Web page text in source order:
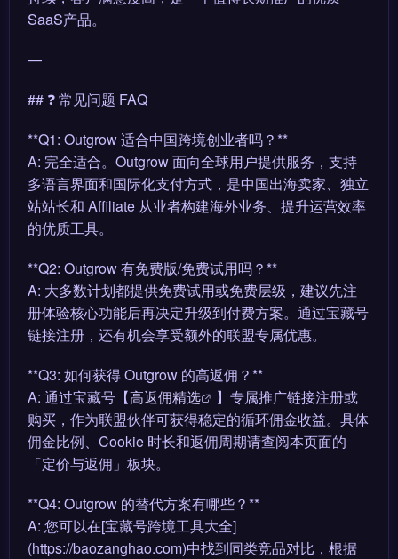
SaaS产品。
—
## ❓ 常见问题 FAQ
**Q1: Outgrow 适合中国跨境创业者吗？**
A: 完全适合。Outgrow 面向全球用户提供服务，支持
多语言界面和国际化支付方式，是中国出海卖家、独立
站站长和 Affiliate 从业者构建海外业务、提升运营效率
的优质工具。
**Q2: Outgrow 有免费版/免费试用吗？**
A: 大多数计划都提供免费试用或免费层级，建议先注
册体验核心功能后再决定升级到付费方案。通过宝藏号
链接注册，还有机会享受额外的联盟专属优惠。
**Q3: 如何获得 Outgrow 的高返佣？**
A: 通过宝藏号【高返佣精选
】专属推广链接注册或
购买，作为联盟伙伴可获得稳定的循环佣金收益。具体
佣金比例、Cookie 时长和返佣周期请查阅本页面的
「定价与返佣」板块。
**Q4: Outgrow 的替代方案有哪些？**
A: 您可以在[宝藏号跨境工具大全]
(https://baozanghao.com)中找到同类竞品对比，根据